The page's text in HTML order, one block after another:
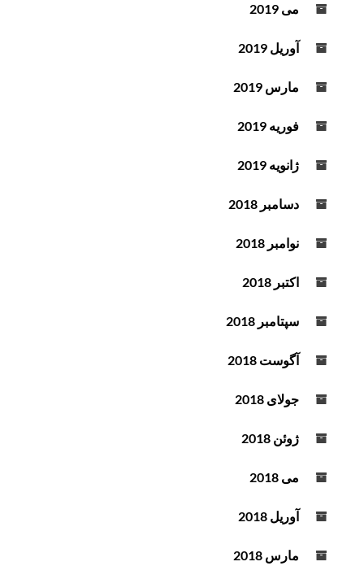
می 2019
آوریل 2019
مارس 2019
فوریه 2019
ژانویه 2019
دسامبر 2018
نوامبر 2018
اکتبر 2018
سپتامبر 2018
آگوست 2018
جولای 2018
ژوئن 2018
می 2018
آوریل 2018
مارس 2018